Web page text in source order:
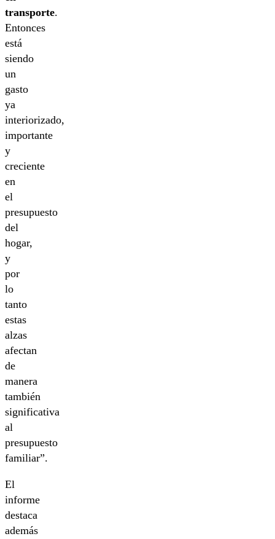
transporte.
Entonces
está
siendo
un
gasto
ya
interiorizado,
importante
y
creciente
en
el
presupuesto
del
hogar,
y
por
lo
tanto
estas
alzas
afectan
de
manera
también
significativa
al
presupuesto
familiar”.
El
informe
destaca
además